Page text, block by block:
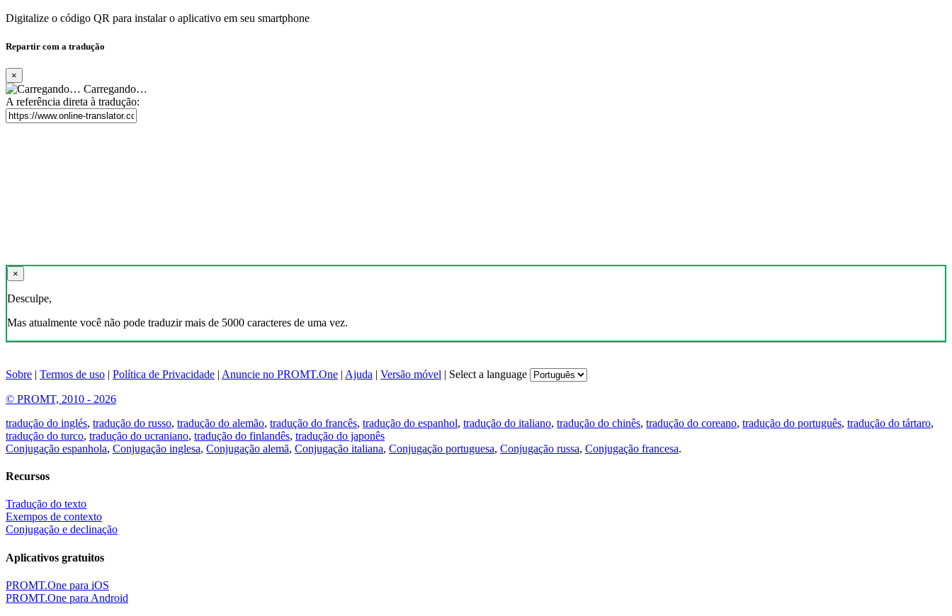
Digitalize o código QR para instalar o aplicativo em seu smartphone
Repartir com a tradução
×
Carregando…
A referência direta à tradução:
×
Desculpe,
Mas atualmente você não pode traduzir mais de 5000 caracteres de uma vez.
Sobre | Termos de uso | Política de Privacidade | Anuncie no PROMT.One | Ajuda | Versão móvel | Select a language
© PROMT, 2010 - 2026
tradução do inglés, tradução do russo, tradução do alemão, tradução do francês, tradução do espanhol, tradução do italiano, tradução do chinês, tradução do coreano, tradução do português, tradução do tártaro,
tradução do turco, tradução do ucraniano, tradução do finlandês, tradução do japonês
Conjugação espanhola, Conjugação inglesa, Conjugação alemã, Conjugação italiana, Conjugação portuguesa, Conjugação russa, Conjugação francesa.
Recursos
Tradução do texto
Exempos de contexto
Conjugação e declinação
Aplicativos gratuitos
PROMT.One para iOS
PROMT.One para Android